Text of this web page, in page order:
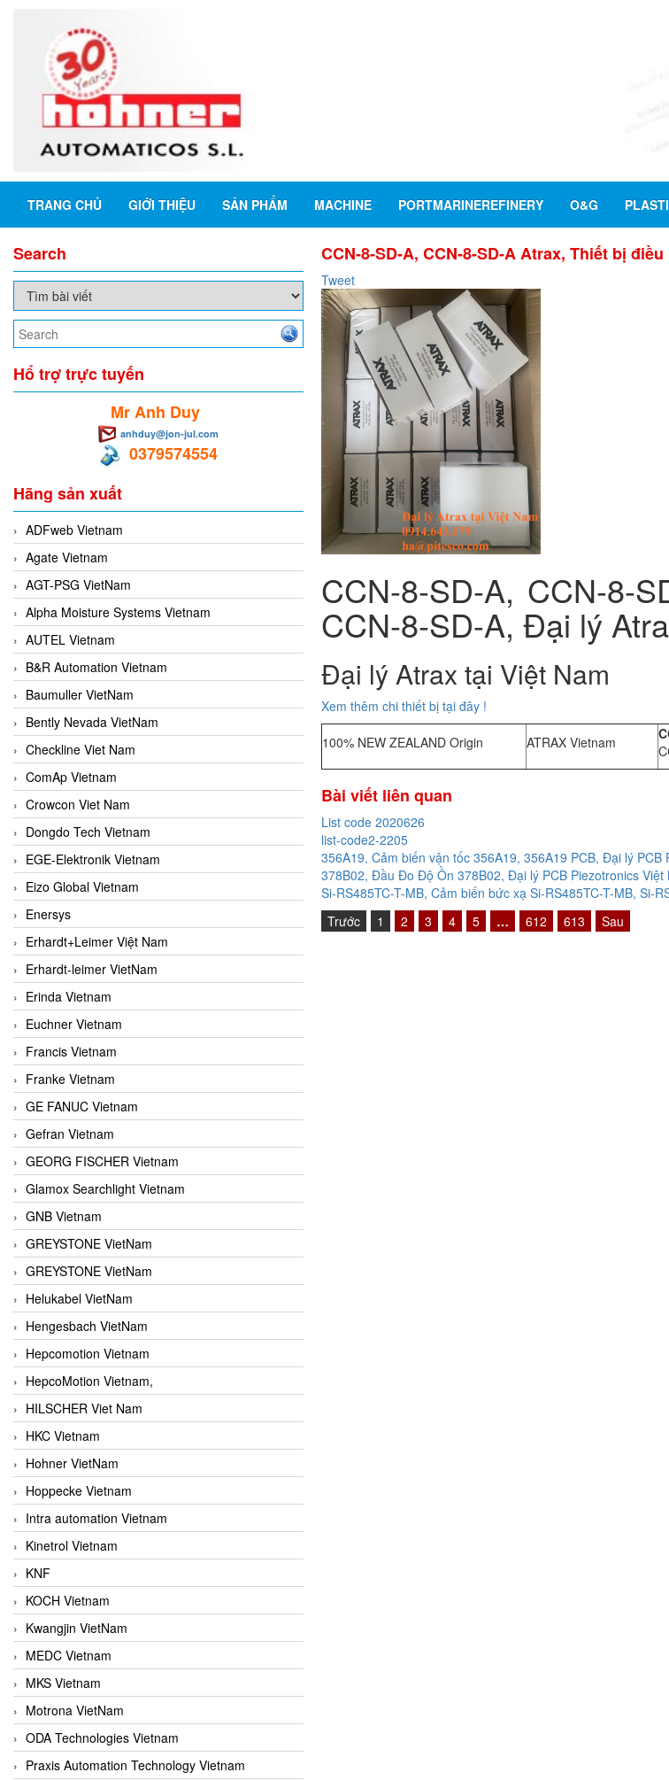
TRANG CHỦ GIỚI THIỆU SẢN PHẨM MACHINE PORTMARINEREFINERY O&G
Search
Hổ trợ trực tuyến
Mr Anh Duy
anhduy@jon-jul.com
0379574554
Hãng sản xuất
ADFweb Vietnam
Agate Vietnam
AGT-PSG VietNam
Alpha Moisture Systems Vietnam
AUTEL Vietnam
B&R Automation Vietnam
Baumuller VietNam
Bently Nevada VietNam
Checkline Viet Nam
ComAp Vietnam
Crowcon Viet Nam
Dongdo Tech Vietnam
EGE-Elektronik Vietnam
Eizo Global Vietnam
Enersys
Erhardt+Leimer Việt Nam
Erhardt-leimer VietNam
Erinda Vietnam
Euchner Vietnam
Francis Vietnam
Franke Vietnam
GE FANUC Vietnam
Gefran Vietnam
GEORG FISCHER Vietnam
Glamox Searchlight Vietnam
GNB Vietnam
GREYSTONE VietNam
GREYSTONE VietNam
Helukabel VietNam
Hengesbach VietNam
Hepcomotion Vietnam
HepcoMotion Vietnam,
HILSCHER Viet Nam
HKC Vietnam
Hohner VietNam
Hoppecke Vietnam
Intra automation Vietnam
Kinetrol Vietnam
KNF
KOCH Vietnam
Kwangjin VietNam
MEDC Vietnam
MKS Vietnam
Motrona VietNam
ODA Technologies Vietnam
Praxis Automation Technology Vietnam
CCN-8-SD-A, CCN-8-SD-A Atrax, Thiết bị
Tweet
CCN-8-SD-A, CCN-8-
CCN-8-SD-A, Đại lý
Đại lý Atrax tại Việt Nam
Xem thêm chi thiết bị tại đây !
100% NEW ZEALAND Origin ATRAX Vietnam
Bài viết liên quan
List code 2020626
list-code2-2205
356A19, Cảm biến vận tốc 356A19, 356A19 PCB, Đại lý PCB
378B02, Đầu Đo Độ Ồn 378B02, Đại lý PCB Piezotronics Việt
Si-RS485TC-T-MB, Cảm biến bức xạ Si-RS485TC-T-MB, Si-
Trước
1 2 3 4 5 … 612 613 Sau